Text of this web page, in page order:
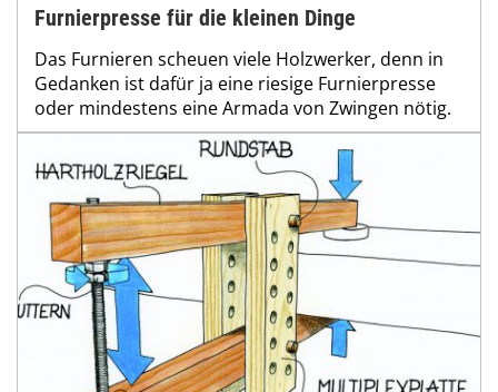
Furnierpresse für die kleinen Dinge
Das Furnieren scheuen viele Holzwerker, denn in
Gedanken ist dafür ja eine riesige Furnierpresse
oder mindestens eine Armada von Zwingen nötig.